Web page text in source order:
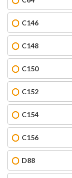
C146
C148
C150
C152
C154
C156
D88